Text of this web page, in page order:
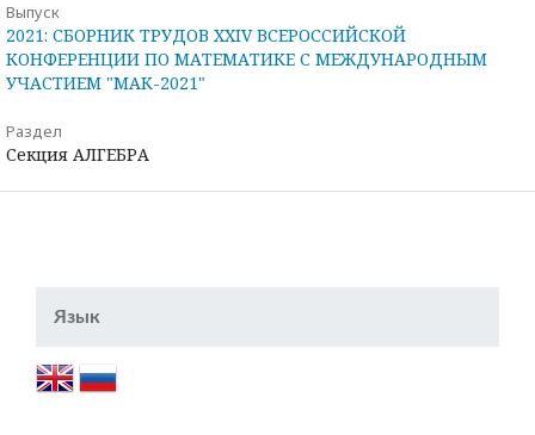
Выпуск
2021: СБОРНИК ТРУДОВ XXIV ВСЕРОССИЙСКОЙ
КОНФЕРЕНЦИИ ПО МАТЕМАТИКЕ С МЕЖДУНАРОДНЫМ
УЧАСТИЕМ "МАК-2021"
Раздел
Секция АЛГЕБРА
Язык